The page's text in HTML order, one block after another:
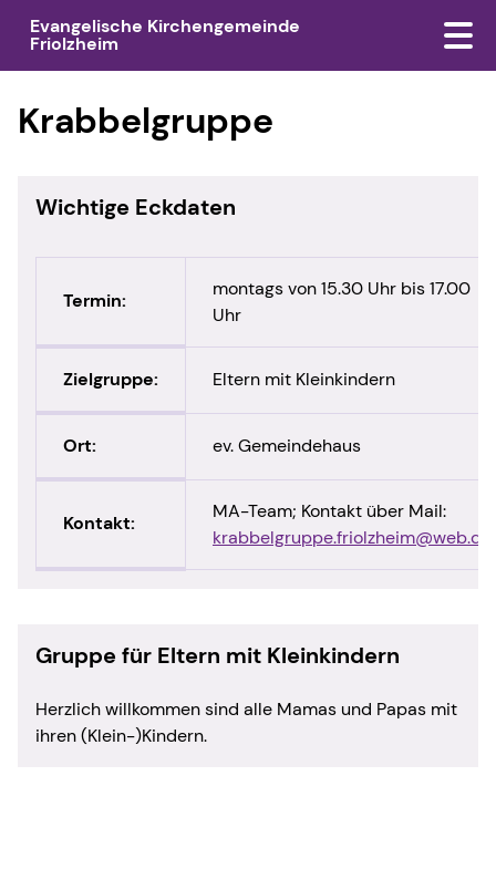
Evangelische Kirchengemeinde
Friolzheim
Krabbelgruppe
Wichtige Eckdaten
Termin:
montags von 15.30 Uhr bis 17.00
Uhr
Zielgruppe: Eltern mit Kleinkindern
Ort: ev. Gemeindehaus
Kontakt:
MA-Team; Kontakt über Mail:
krabbelgruppe.friolzheim@web.de
Gruppe für Eltern mit Kleinkindern
Herzlich willkommen sind alle Mamas und Papas mit
ihren (Klein-)Kindern.